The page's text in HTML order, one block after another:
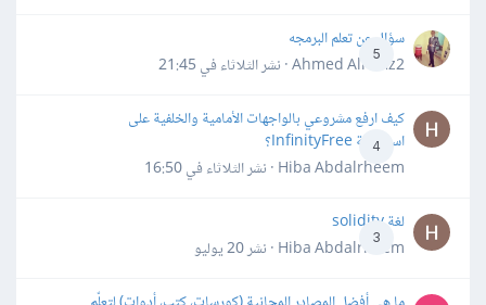
5
سؤال عن تعلم البرمجه
Ahmed Alhafiz2 · نشر
الثلاثاء في 21:45
4
كيف ارفع مشروعي بالواجهات الأمامية والخلفية على
استضافة InfinityFree؟
Hiba Abdalrheem · نشر
الثلاثاء في 16:50
3
لغة solidity
Hiba Abdalrheem · نشر
20 يوليو